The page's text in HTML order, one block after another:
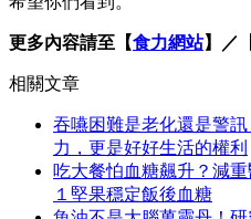
更多內容請至【食力網站】／
相關文章
吞嚥困難是老化還是警
力，更是好好生活的權利
吃大餐怕血糖飆升？減
１堅果穩定飯後血糖